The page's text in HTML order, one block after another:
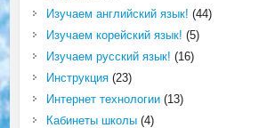
Изучаем английский язык! (44)
Изучаем корейский язык! (5)
Изучаем русский язык! (16)
Инструкция(23)
Интернет технологии(13)
Кабинеты школы(4)